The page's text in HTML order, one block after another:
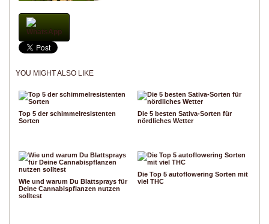
WhatsApp
YOU MIGHT ALSO LIKE
Top 5 der schimmelresistenten
Sorten
Die 5 besten Sativa-Sorten für
nördliches Wetter
Wie und warum Du Blattsprays für
Deine Cannabispflanzen nutzen
solltest
Die Top 5 autoflowering Sorten mit
viel THC